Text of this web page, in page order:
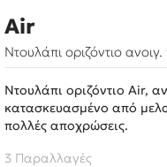
Air
Ντουλάπι οριζόντιο
Ντουλάπι οριζόντιο Air,
κατασκευασμένο από
πολλές αποχρώσεις.
3 Παραλλαγές